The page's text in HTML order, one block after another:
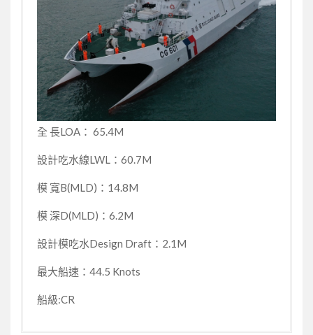
全 長LOA： 65.4M
設計吃水線LWL：60.7M
模 寬B(MLD)：14.8M
模 深D(MLD)：6.2M
設計模吃水Design Draft：2.1M
最大船速：44.5 Knots
船級:CR